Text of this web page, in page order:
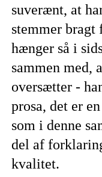
suverænt, at
stemmer bragt
hænger så i
sammen med,
oversætter -
prosa, det er
som i denne
del af
kvalitet.